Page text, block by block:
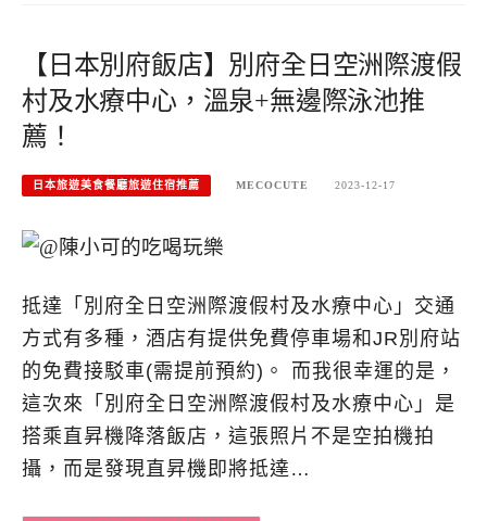
【日本別府飯店】別府全日空洲際渡假
村及水療中心，溫泉+無邊際泳池推
薦！
日本旅遊美食餐廳旅遊住宿推薦 MECOCUTE 2023-12-17
抵達「別府全日空洲際渡假村及水療中心」交通
方式有多種，酒店有提供免費停車場和JR別府站
的免費接駁車(需提前預約)。 而我很幸運的是，
這次來「別府全日空洲際渡假村及水療中心」是
搭乘直昇機降落飯店，這張照片不是空拍機拍
攝，而是發現直昇機即將抵達…